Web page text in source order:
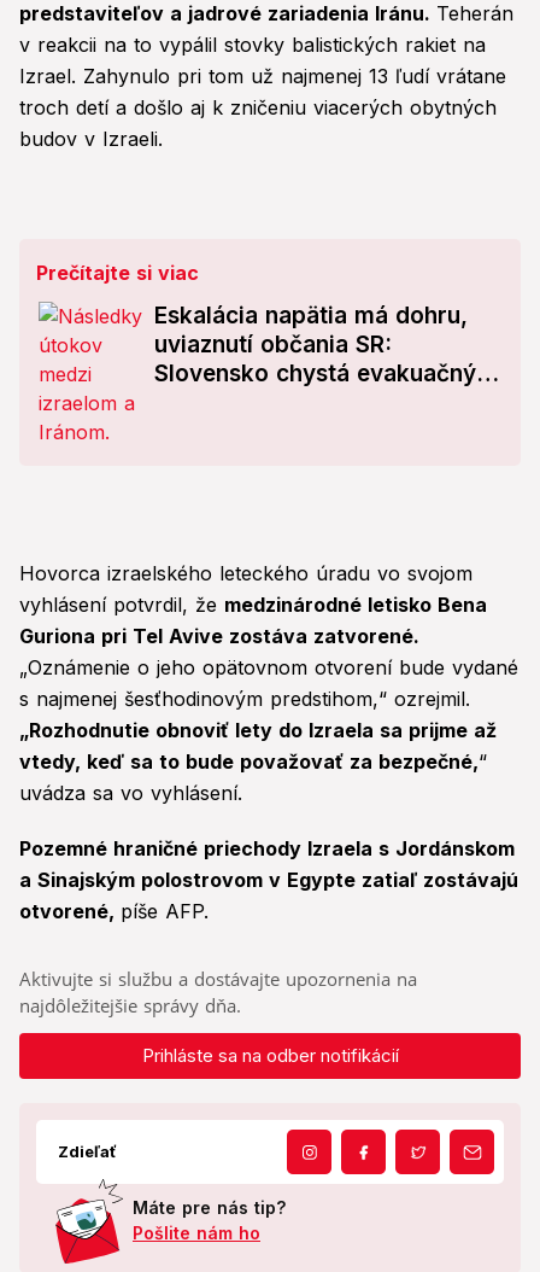
predstaviteľov a jadrové zariadenia Iránu. Teherán
v reakcii na to vypálil stovky balistických rakiet na
Izrael. Zahynulo pri tom už najmenej 13 ľudí vrátane
troch detí a došlo aj k zničeniu viacerých obytných
budov v Izraeli.
Prečítajte si viac
Eskalácia napätia má dohru,
uviaznutí občania SR:
Slovensko chystá evakuačný
Hovorca izraelského leteckého úradu vo svojom
vyhlásení potvrdil, že medzinárodné letisko Bena
Guriona pri Tel Avive zostáva zatvorené.
„Oznámenie o jeho opätovnom otvorení bude vydané
s najmenej šesťhodinovým predstihom,“ ozrejmil.
„Rozhodnutie obnoviť lety do Izraela sa prijme až
vtedy, keď sa to bude považovať za bezpečné,“
uvádza sa vo vyhlásení.
Pozemné hraničné priechody Izraela s Jordánskom
a Sinajským polostrovom v Egypte zatiaľ zostávajú
otvorené, píše AFP.
Aktivujte si službu a dostávajte upozornenia na
najdôležitejšie správy dňa.
Prihláste sa na odber notifikácií
Zdieľať
Máte pre nás tip?
Pošlite nám ho